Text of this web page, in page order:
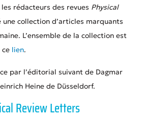
rédacteurs des revues Physical
collection d’articles marquants
L’ensemble de la collection est
lien.
par l’éditorial suivant de Dagmar
Heine de Düsseldorf.
Review Letters